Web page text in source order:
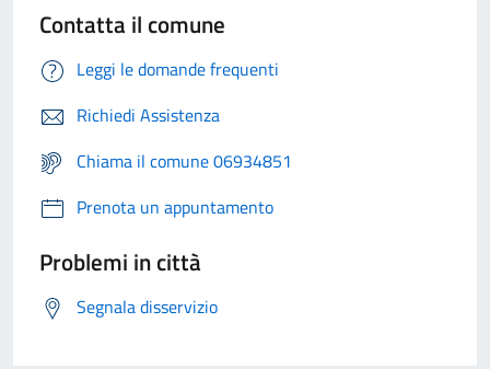
Contatta il comune
Leggi le domande frequenti
Richiedi Assistenza
Chiama il comune 06934851
Prenota un appuntamento
Problemi in città
Segnala disservizio